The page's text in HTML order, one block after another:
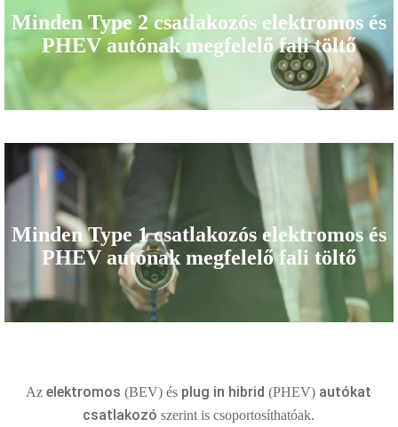
Minden Type 2 csatlakozós elektromos és
PHEV autónak megfelelő fali töltő
csatlakozó
Minden Type 1 csatlakozós elektromos és
PHEV autónak megfelelő fali töltő
Azelektromos (BEV) és plug in hibrid (PHEV) autókat
csatlakozó szerint is csoportosíthatóak.